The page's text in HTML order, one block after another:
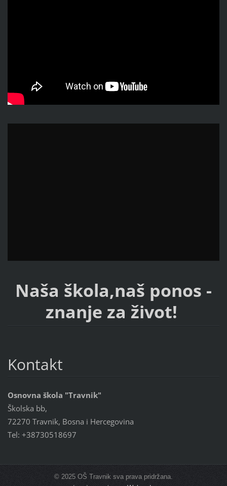
Naša škola,naš ponos -
znanje za život!
Kontakt
Osnovna škola "Travnik"
Školska bb,
72270 Travnik, Bosna i Hercegovina
Tel: +38730518697
© 2025 OŠ Travnik sva prava pridržana.